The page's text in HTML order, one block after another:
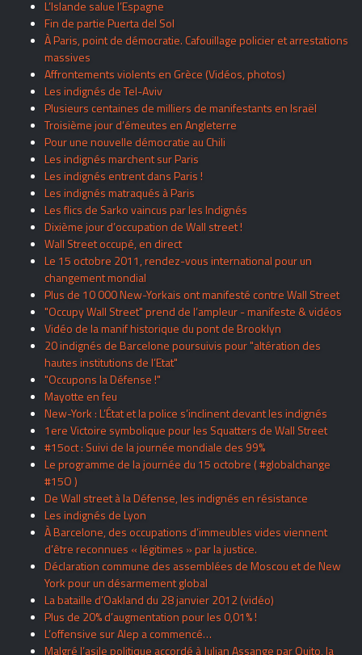
L’Islande salue l’Espagne
Fin de partie Puerta del Sol
À Paris, point de démocratie. Cafouillage policier et arrestations
massives
Affrontements violents en Grèce (Vidéos, photos)
Les indignés de Tel-Aviv
Plusieurs centaines de milliers de manifestants en Israël
Troisième jour d’émeutes en Angleterre
Pour une nouvelle démocratie au Chili
Les indignés marchent sur Paris
Les indignés entrent dans Paris !
Les indignés matraqués à Paris
Les flics de Sarko vaincus par les Indignés
Dixième jour d’occupation de Wall street !
Wall Street occupé, en direct
Le 15 octobre 2011, rendez-vous international pour un
changement mondial
Plus de 10 000 New-Yorkais ont manifesté contre Wall Street
"Occupy Wall Street" prend de l’ampleur - manifeste & vidéos
Vidéo de la manif historique du pont de Brooklyn
20 indignés de Barcelone poursuivis pour "altération des
hautes institutions de l’Etat"
"Occupons la Défense !"
Mayotte en feu
New-York : L’État et la police s’inclinent devant les indignés
1ere Victoire symbolique pour les Squatters de Wall Street
#15oct : Suivi de la journée mondiale des 99%
Le programme de la journée du 15 octobre ( #globalchange
#15O )
De Wall street à la Défense, les indignés en résistance
Les indignés de Lyon
À Barcelone, des occupations d’immeubles vides viennent
d’être reconnues « légitimes » par la justice.
Déclaration commune des assemblées de Moscou et de New
York pour un désarmement global
La bataille d’Oakland du 28 janvier 2012 (vidéo)
Plus de 20% d’augmentation pour les 0,01% !
L’offensive sur Alep a commencé…
Malgré l’asile politique accordé à Julian Assange par Quito, la